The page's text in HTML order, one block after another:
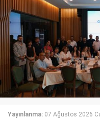
Yayınlanma: 07 Ağustos 2026